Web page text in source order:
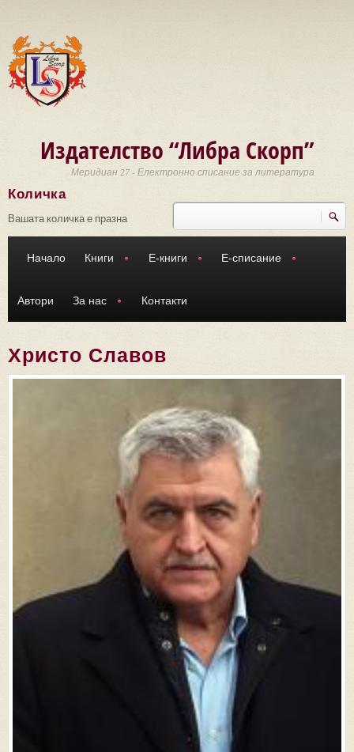
Издателство “Либра Скорп”
Меридиан 27 - Електронно списание за литература
Търси
Количка
Вашата количка е празна
Начало Книги Е-книги Е-списание
Автори За нас Контакти
Христо Славов